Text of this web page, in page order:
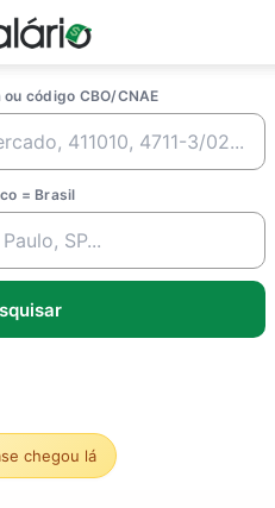
código CBO/CNAE
= Brasil
chegou lá